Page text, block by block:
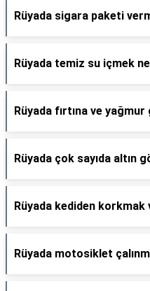
Rüyada sigara paketi
Rüyada temiz su içmek
Rüyada fırtına ve
Rüyada çok sayıda altın
Rüyada kediden
Rüyada motosiklet